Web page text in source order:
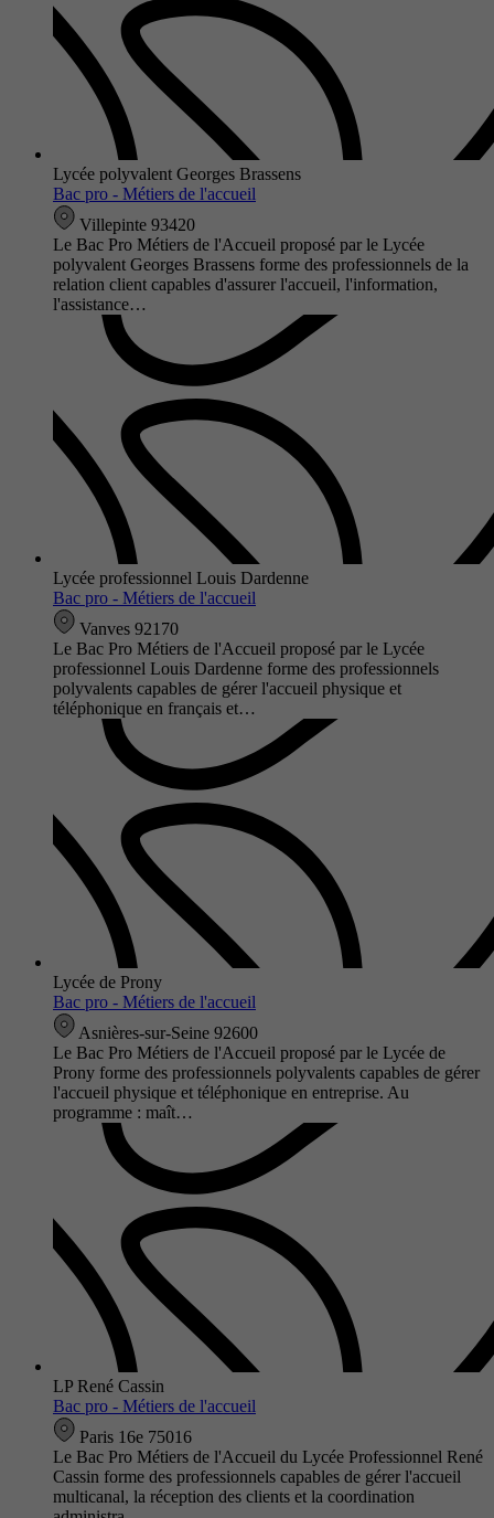
Lycée polyvalent Georges Brassens
Bac pro - Métiers de l'accueil
Villepinte 93420
Le Bac Pro Métiers de l'Accueil proposé par le Lycée
polyvalent Georges Brassens forme des professionnels de la
relation client capables d'assurer l'accueil, l'information,
l'assistance…
Lycée professionnel Louis Dardenne
Bac pro - Métiers de l'accueil
Vanves 92170
Le Bac Pro Métiers de l'Accueil proposé par le Lycée
professionnel Louis Dardenne forme des professionnels
polyvalents capables de gérer l'accueil physique et
téléphonique en français et…
Lycée de Prony
Bac pro - Métiers de l'accueil
Asnières-sur-Seine 92600
Le Bac Pro Métiers de l'Accueil proposé par le Lycée de
Prony forme des professionnels polyvalents capables de gérer
l'accueil physique et téléphonique en entreprise. Au
programme : maît…
LP René Cassin
Bac pro - Métiers de l'accueil
Paris 16e 75016
Le Bac Pro Métiers de l'Accueil du Lycée Professionnel René
Cassin forme des professionnels capables de gérer l'accueil
multicanal, la réception des clients et la coordination